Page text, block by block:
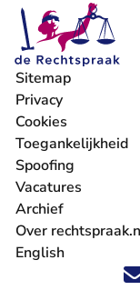
Volg ons op X
Volg ons op
Volg ons
Volg
Sitemap
Privacy
Cookies
Toegankelijkheid
Spoofing
Vacatures
- U verlaat
Archief
Over
English